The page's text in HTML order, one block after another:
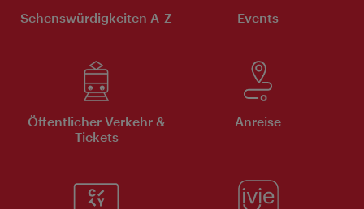
Sehenswürdigkeiten A-Z Events
Öffentlicher Verkehr &
Tickets
Anreise